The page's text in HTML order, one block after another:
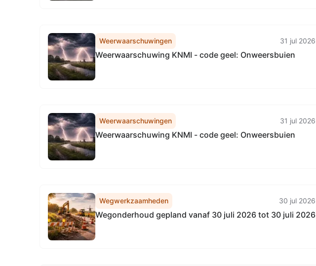
Weerwaarschuwingen 31 jul 2026
Weerwaarschuwing KNMI - code geel: Onweersbuien
Weerwaarschuwingen 31 jul 2026
Weerwaarschuwing KNMI - code geel: Onweersbuien
Wegwerkzaamheden 30 jul 2026
Wegonderhoud gepland vanaf 30 juli 2026 tot 30 juli 2026